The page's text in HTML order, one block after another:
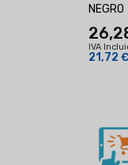
NEGRO
IVA
21,72 €